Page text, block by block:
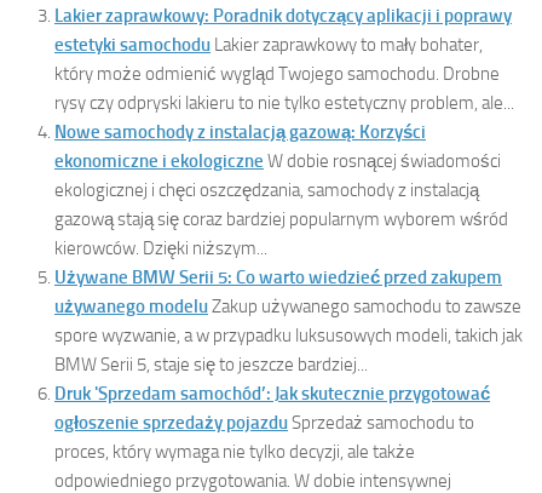
Lakier zaprawkowy: Poradnik dotyczący aplikacji i poprawy
estetyki samochodu Lakier zaprawkowy to mały bohater,
który może odmienić wygląd Twojego samochodu. Drobne
rysy czy odpryski lakieru to nie tylko estetyczny problem, ale...
Nowe samochody z instalacją gazową: Korzyści
ekonomiczne i ekologiczne W dobie rosnącej świadomości
ekologicznej i chęci oszczędzania, samochody z instalacją
gazową stają się coraz bardziej popularnym wyborem wśród
kierowców. Dzięki niższym...
Używane BMW Serii 5: Co warto wiedzieć przed zakupem
używanego modeluZakup używanego samochodu to zawsze
spore wyzwanie, a w przypadku luksusowych modeli, takich jak
BMW Serii 5, staje się to jeszcze bardziej...
Druk 'Sprzedam samochód’: Jak skutecznie przygotować
ogłoszenie sprzedaży pojazduSprzedaż samochodu to
proces, który wymaga nie tylko decyzji, ale także
odpowiedniego przygotowania. W dobie intensywnej